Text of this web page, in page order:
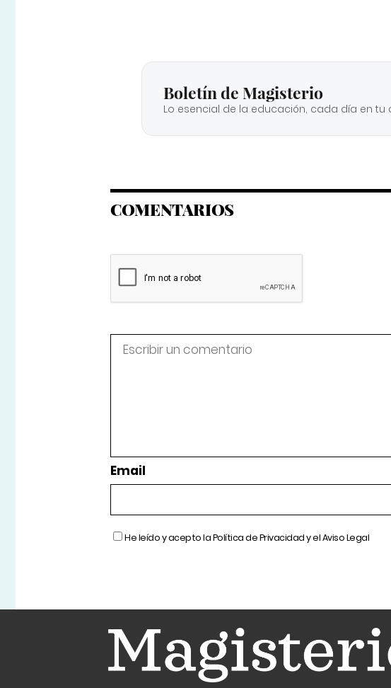
Boletín de Magisterio
Lo esencial de la educación, cada día en tu
COMENTARIOS
Email
He leído y acepto laPolítica de Privacidady elAviso Legal